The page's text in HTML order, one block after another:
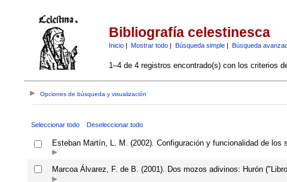
Bibliografía celestinesca
Inicio| Mostrar todo| Búsqueda simple| Búsqueda
1–4 de 4 registros encontrado(s) con los criterios
Opciones de búsqueda y visualización
Seleccionar todo Deseleccionar todo
Esteban Martín, L. M. (2002). Configuración y funcionalidad de los
Marcoa Álvarez, F. de B. (2001). Dos mozos adivinos: Hurón